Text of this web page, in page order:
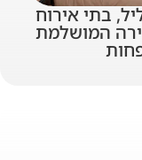
בתי אירוח
המושלמת